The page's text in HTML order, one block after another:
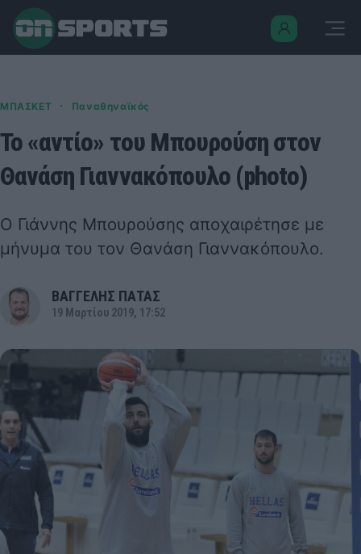
ΜΠΑΣΚΕΤ · Παναθηναϊκός
To «αντίο» του Μπουρούση στον
Θανάση Γιαννακόπουλο (photo)
Ο Γιάννης Μπουρούσης αποχαιρέτησε με
μήνυμα του τον Θανάση Γιαννακόπουλο.
ΒΑΓΓΕΛΗΣ ΠΑΤΑΣ
19 Μαρτίου 2019, 17:52